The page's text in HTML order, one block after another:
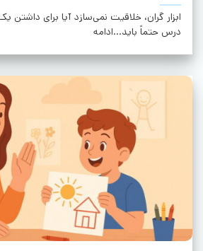
ابزار گران، خلاقیت نمی‌سازد آیا برای
درس حتماً باید...ادامه